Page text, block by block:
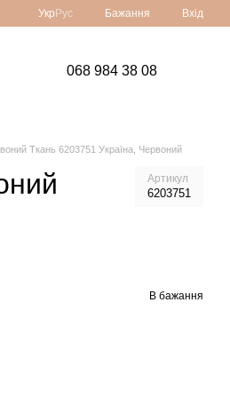
Укр Рус Бажання Вхід
068 984 38 08
Ткань 6203751 Україна, Червоний
Артикул
6203751
В бажання